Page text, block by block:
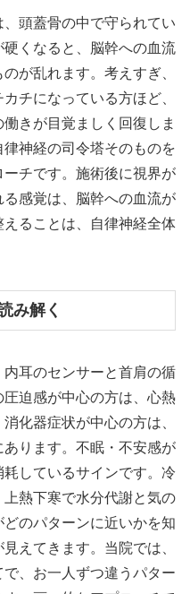
頭蓋骨の中で守られてい
くなると、脳幹への血流
が乱れます。考えすぎ、
チになっている方ほど、
きが目覚ましく回復しま
神経の司令塔そのものを
チです。施術後に視界が
感覚は、脳幹への血流が
ることは、自律神経全体
み解く
耳のセンサーと首肩の循
迫感が中心の方は、心熱
化器症状が中心の方は、
ります。不眠・不安感が
しているサインです。冷
熱下寒で水分代謝と気の
のパターンに近いかを知
えてきます。当院では、
、お一人ずつ違うパター